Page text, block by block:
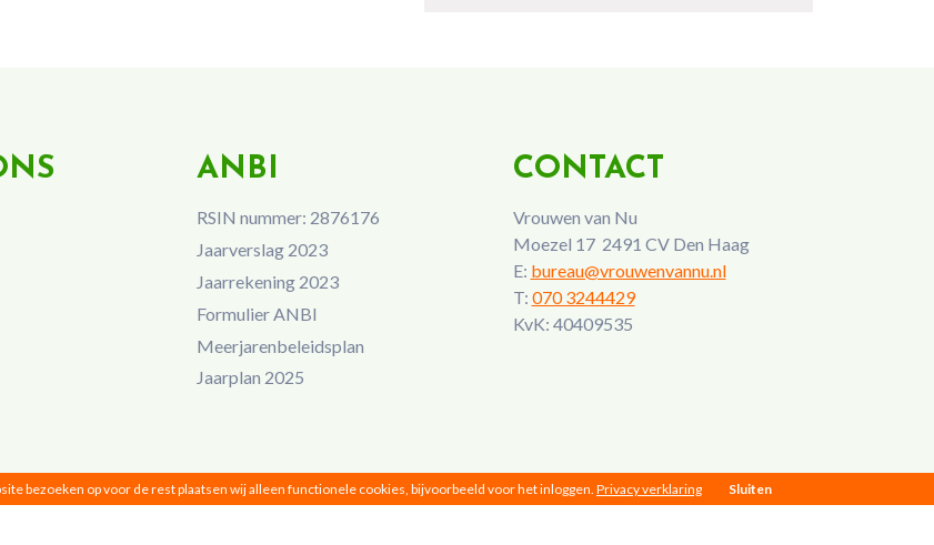
ANBI
RSIN nummer: 2876176
Jaarverslag 2023
Jaarrekening 2023
Formulier ANBI
Meerjarenbeleidsplan
Jaarplan 2025
CONTACT
Vrouwen van Nu
Moezel 17 2491 CV Den Haag
E: bureau@vrouwenvannu.nl
T: 070 3244429
KvK: 40409535
bezoeken op voor de rest plaatsen wij alleen functionele cookies, bijvoorbeeld voor het inloggen. Privacy verklaring Sluiten